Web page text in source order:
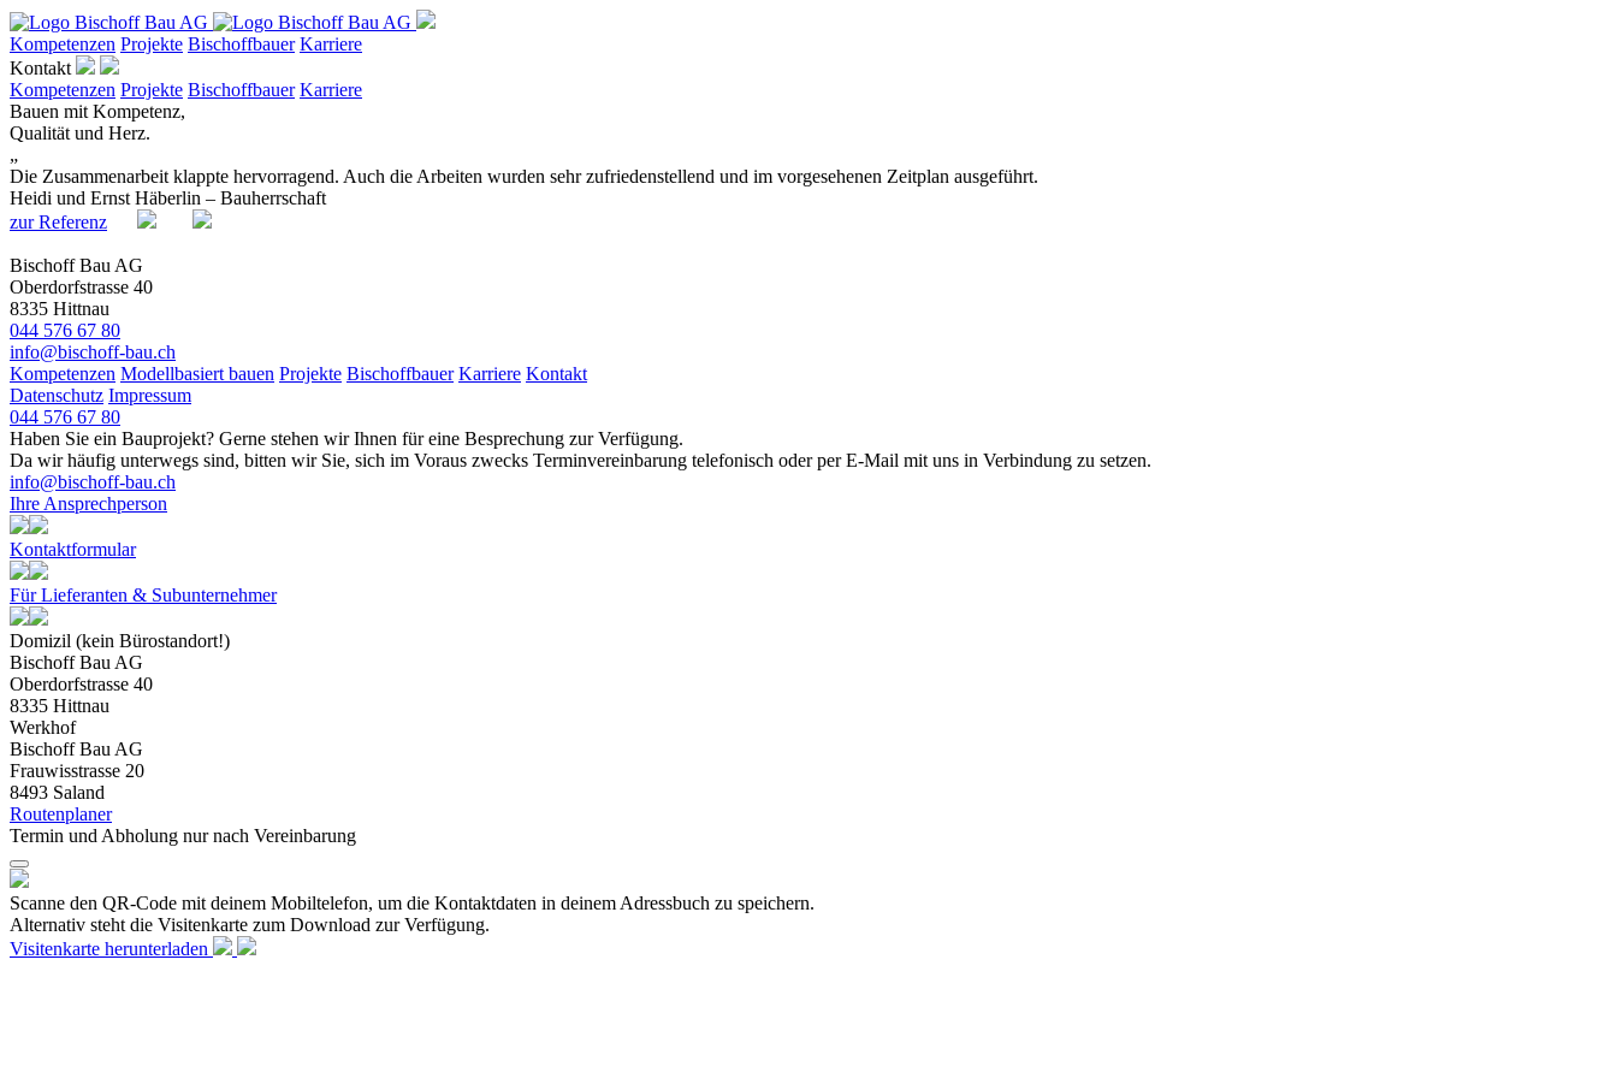
Kompetenzen Projekte Bischoffbauer Karriere
Kontakt
Kompetenzen Projekte Bischoffbauer Karriere
Bauen mit Kompetenz,
Qualität und Herz.
„
Die Zusammenarbeit klappte hervorragend. Auch die Arbeiten wurden sehr zufriedenstellend und im vorgesehenen Zeitplan ausgeführt.
Heidi und Ernst Häberlin – Bauherrschaft
zur Referenz
Bischoff Bau AG
Oberdorfstrasse 40
8335 Hittnau
044 576 67 80
info@bischoff-bau.ch
Kompetenzen Modellbasiert bauen Projekte Bischoffbauer Karriere Kontakt
Datenschutz Impressum
044 576 67 80
Haben Sie ein Bauprojekt? Gerne stehen wir Ihnen für eine Besprechung zur Verfügung.
Da wir häufig unterwegs sind, bitten wir Sie, sich im Voraus zwecks Terminvereinbarung telefonisch oder per E‐Mail mit uns in Verbindung zu setzen.
info@bischoff-bau.ch
Ihre Ansprechperson
Kontaktformular
Für Lieferanten & Subunternehmer
Domizil (kein Bürostandort!)
Bischoff Bau AG
Oberdorfstrasse 40
8335 Hittnau
Werkhof
Bischoff Bau AG
Frauwisstrasse 20
8493 Saland
Routenplaner
Termin und Abholung nur nach Vereinbarung
Scanne den QR-Code mit deinem Mobiltelefon, um die Kontaktdaten in deinem Adressbuch zu speichern.
Alternativ steht die Visitenkarte zum Download zur Verfügung.
Visitenkarte herunterladen